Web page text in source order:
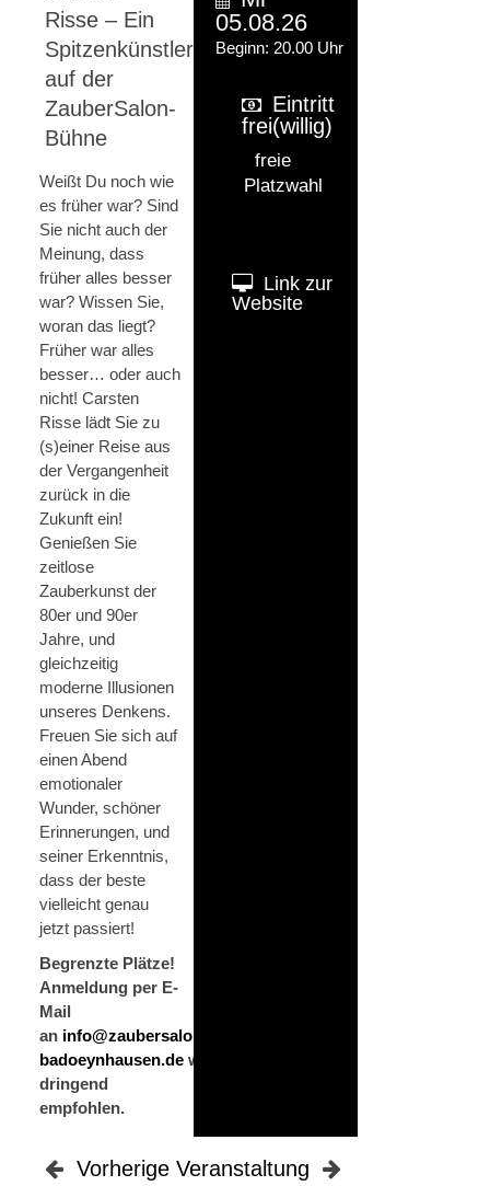
Risse – Ein
Spitzenkünstler
auf der
ZauberSalon-
Bühne
Weißt Du noch wie
es früher war? Sind
Sie nicht auch der
Meinung, dass
früher alles besser
war? Wissen Sie,
woran das liegt?
Früher war alles
besser… oder auch
nicht! Carsten
Risse lädt Sie zu
(s)einer Reise aus
der Vergangenheit
zurück in die
Zukunft ein!
Genießen Sie
zeitlose
Zauberkunst der
80er und 90er
Jahre, und
gleichzeitig
moderne Illusionen
unseres Denkens.
Freuen Sie sich auf
einen Abend
emotionaler
Wunder, schöner
Erinnerungen, und
seiner Erkenntnis,
dass der beste
vielleicht genau
jetzt passiert!
Begrenzte Plätze!
Anmeldung per E-
Mail
an info@zaubersalon-
badoeynhausen.de wird
dringend
empfohlen.
05.08.26
Beginn: 20.00 Uhr
Eintritt
frei(willig)
freie
Platzwahl
Link zur
Website
Vorherige Veranstaltung